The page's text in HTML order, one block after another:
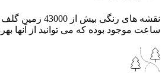
نقشه های رنگی
ساعت موجود بوده که می توانید از آنها